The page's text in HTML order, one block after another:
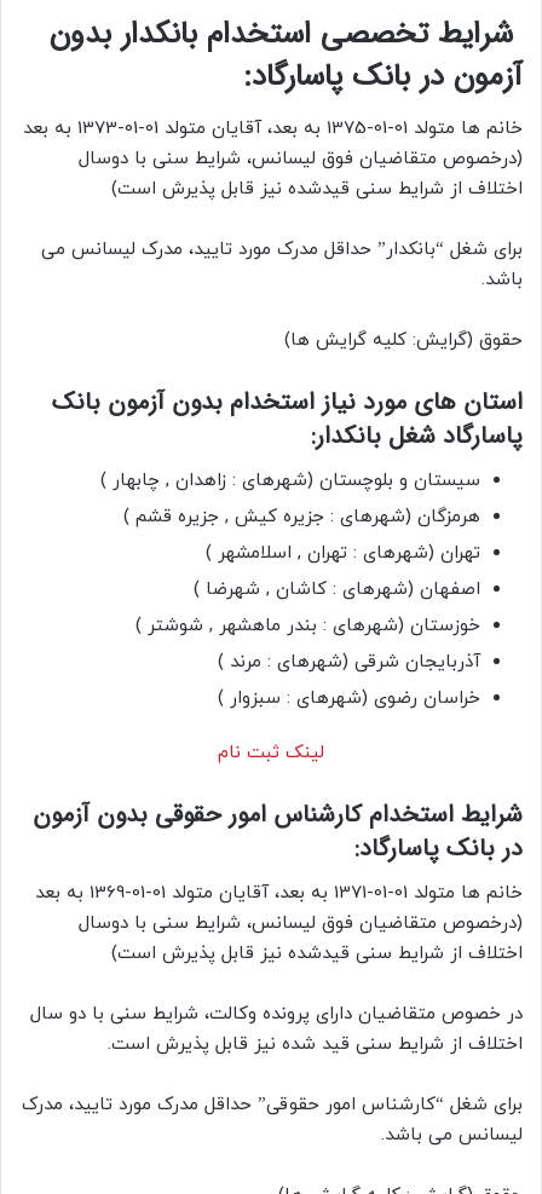
شرایط تخصصی استخدام بانکدار بدون
آزمون در بانک پاسارگاد:
خانم ها متولد 01-01-1375 به بعد، آقایان متولد 01-01-1373 به بعد
(درخصوص متقاضیان فوق لیسانس، شرایط سنی با دوسال
اختلاف از شرایط سنی قیدشده نیز قابل پذیرش است)
برای شغل “بانکدار” حداقل مدرک مورد تایید، مدرک لیسانس می
باشد.
حقوق (گرایش: کلیه گرایش ها)
استان های مورد نیاز استخدام بدون آزمون بانک
پاسارگاد شغل بانکدار:
سیستان و بلوچستان (شهرهای : زاهدان , چابهار )
هرمزگان (شهرهای : جزیره کیش , جزیره قشم )
تهران (شهرهای : تهران , اسلامشهر )
اصفهان (شهرهای : کاشان , شهرضا )
خوزستان (شهرهای : بندر ماهشهر , شوشتر )
آذربایجان شرقی (شهرهای : مرند )
خراسان رضوی (شهرهای : سبزوار )
لینک ثبت نام
شرایط استخدام کارشناس امور حقوقی بدون آزمون
در بانک پاسارگاد:
خانم ها متولد 01-01-1371 به بعد، آقایان متولد 01-01-1369 به بعد
(درخصوص متقاضیان فوق لیسانس، شرایط سنی با دوسال
اختلاف از شرایط سنی قیدشده نیز قابل پذیرش است)
در خصوص متقاضیان دارای پرونده وکالت، شرایط سنی با دو سال
اختلاف از شرایط سنی قید شده نیز قابل پذیرش است.
برای شغل “کارشناس امور حقوقی” حداقل مدرک مورد تایید، مدرک
لیسانس می باشد.